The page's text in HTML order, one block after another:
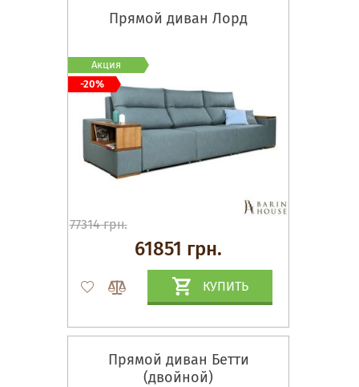
Прямой диван Лорд
77314 грн.
61851 грн.
КУПИТЬ
Акция
-20%
Прямой диван Бетти
(двойной)